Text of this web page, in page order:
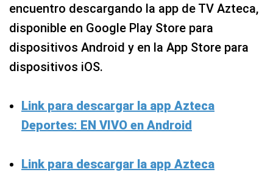
encuentro descargando la app de TV Azteca,
disponible en Google Play Store para
dispositivos Android y en la App Store para
dispositivos iOS.
Link para descargar la app Azteca
Deportes: EN VIVO en Android
Link para descargar la app Azteca